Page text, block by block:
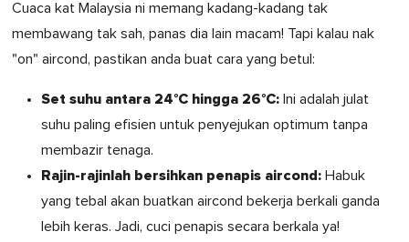
Cuaca kat Malaysia ni memang kadang-kadang tak
membawang tak sah, panas dia lain macam! Tapi kalau nak
"on" aircond, pastikan anda buat cara yang betul:
Set suhu antara 24°C hingga 26°C: Ini adalah julat
suhu paling efisien untuk penyejukan optimum tanpa
membazir tenaga.
Rajin-rajinlah bersihkan penapis aircond: Habuk
yang tebal akan buatkan aircond bekerja berkali ganda
lebih keras. Jadi, cuci penapis secara berkala ya!